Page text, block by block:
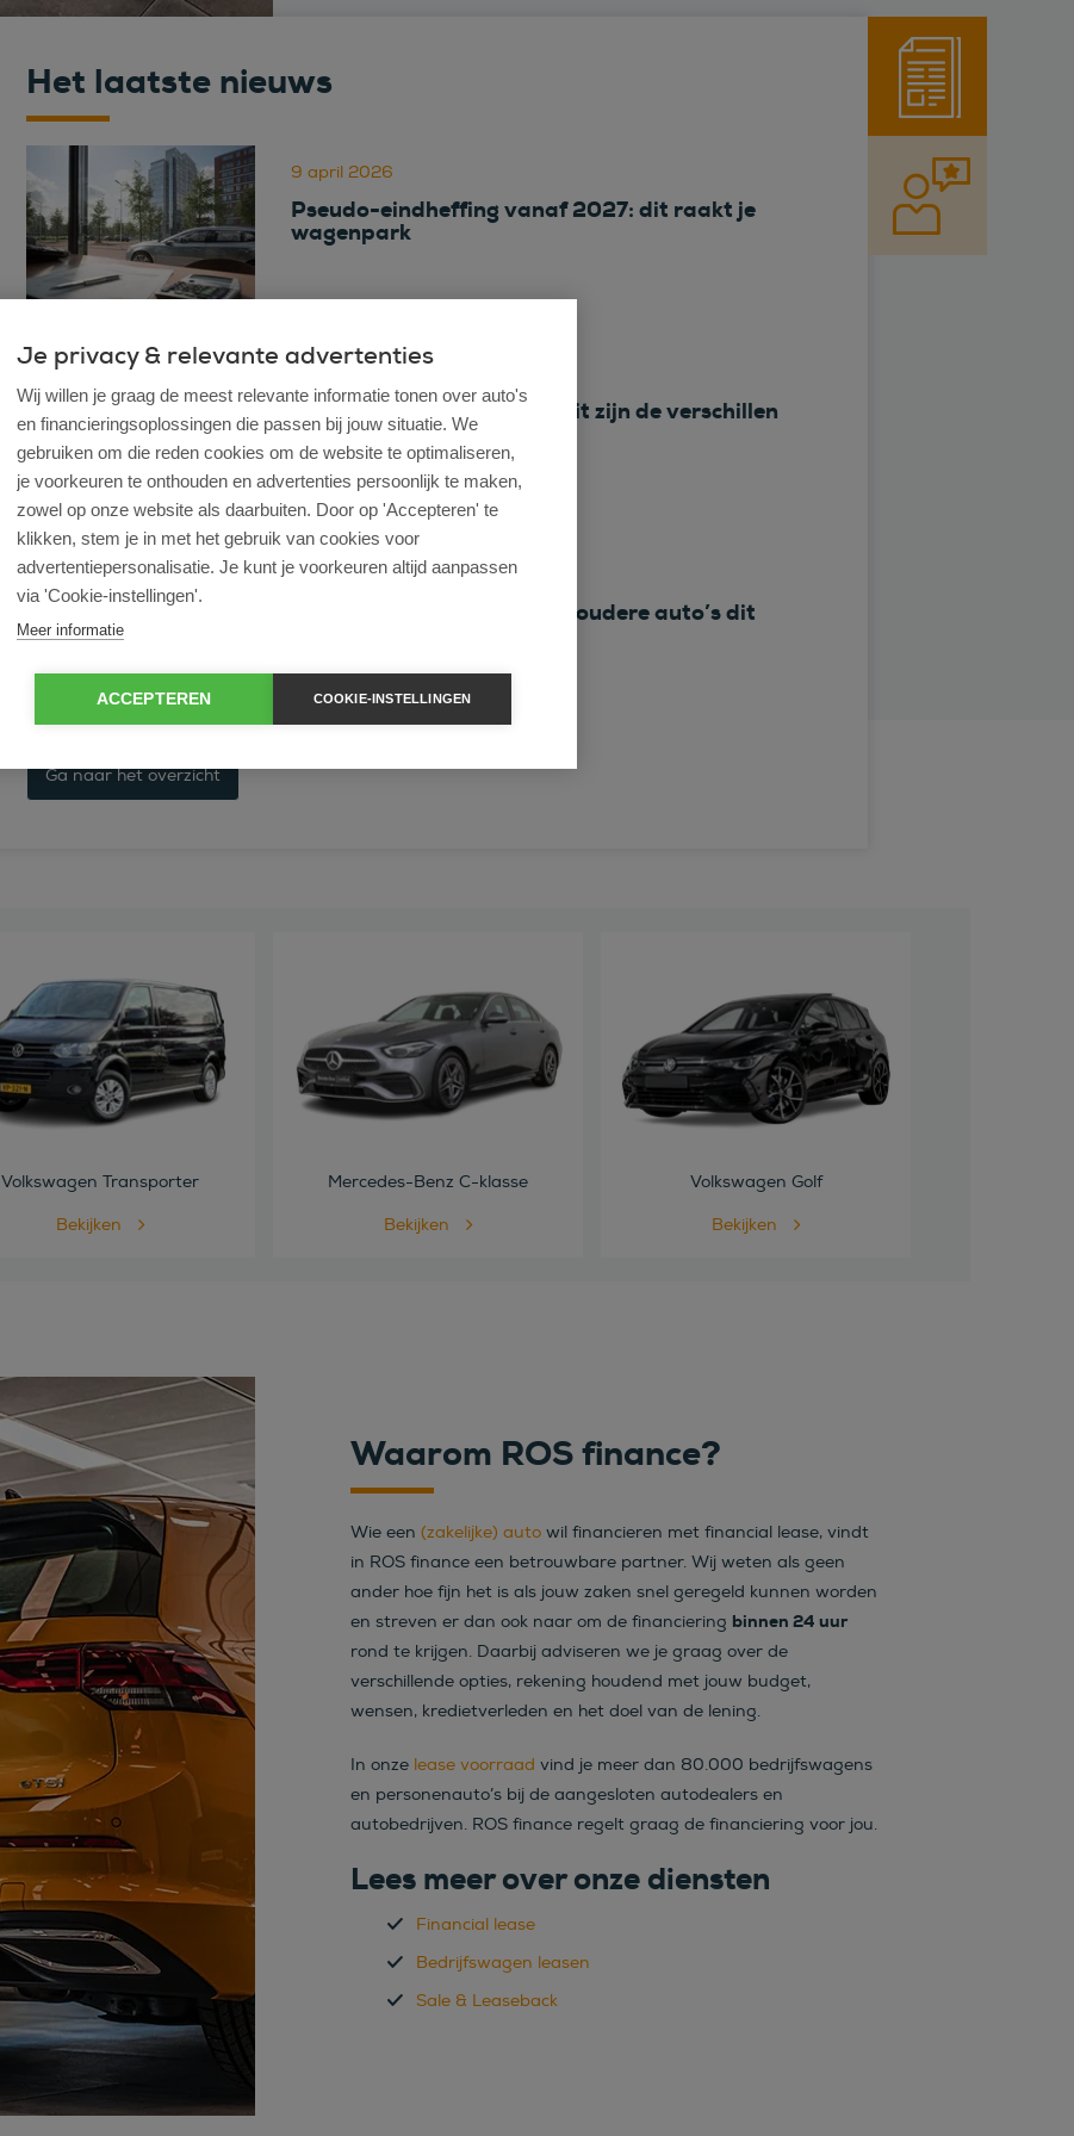
Het laatste nieuws
9 april 2026
Pseudo-eindheffing vanaf 2027: dit raakt je
wagenpark
Volkswagen ID.3 vs. ID.4: dit zijn de verschillen
9 april 2026
Waarom ondernemers met oudere auto’s dit
Ga naar het overzicht
Volkswagen Transporter
Bekijken
Mercedes-Benz C-klasse
Bekijken
Volkswagen Golf
Bekijken
Waarom ROS finance?
Wie een (zakelijke) auto wil financieren met financial lease, vindt
in ROS finance een betrouwbare partner. Wij weten als geen
ander hoe fijn het is als jouw zaken snel geregeld kunnen worden
en streven er dan ook naar om de financiering binnen 24 uur
rond te krijgen. Daarbij adviseren we je graag over de
verschillende opties, rekening houdend met jouw budget,
wensen, kredietverleden en het doel van de lening.
In onze lease voorraad vind je meer dan 80.000 bedrijfswagens
en personenauto’s bij de aangesloten autodealers en
autobedrijven. ROS finance regelt graag de financiering voor jou.
Lees meer over onze diensten
Financial lease
Bedrijfswagen leasen
Sale & Leaseback
Je privacy & relevante advertenties
Wij willen je graag de meest relevante informatie tonen over auto's
en financieringsoplossingen die passen bij jouw situatie. We
gebruiken om die reden cookies om de website te optimaliseren,
je voorkeuren te onthouden en advertenties persoonlijk te maken,
zowel op onze website als daarbuiten. Door op 'Accepteren' te
klikken, stem je in met het gebruik van cookies voor
advertentiepersonalisatie. Je kunt je voorkeuren altijd aanpassen
via 'Cookie-instellingen'.
Meer informatie
ACCEPTEREN COOKIE-INSTELLINGEN